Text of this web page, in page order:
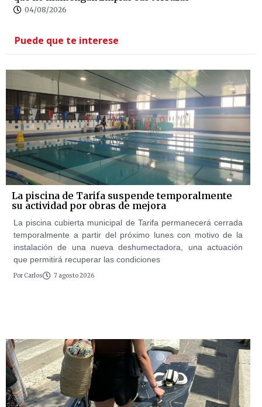
04/08/2026
Puede que te interese
La piscina de Tarifa suspende temporalmente
su actividad por obras de mejora
La piscina cubierta municipal de Tarifa permanecerá cerrada
temporalmente a partir del próximo lunes con motivo de la
instalación de una nueva deshumectadora, una actuación
que permitirá recuperar las condiciones
Por Carlos 7 agosto 2026